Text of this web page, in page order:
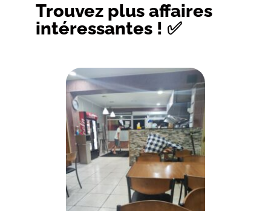
Trouvez plus affaires
intéressantes ! ✅